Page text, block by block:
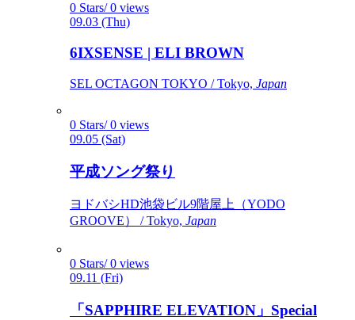
0 Stars/ 0 views
09.03 (Thu)
6IXSENSE | ELI BROWN
SEL OCTAGON TOKYO / Tokyo, Japan
0 Stars/ 0 views
09.05 (Sat)
平成ソング祭り
ヨドバシHD池袋ビル9階屋上（YODO
GROOVE） / Tokyo, Japan
0 Stars/ 0 views
09.11 (Fri)
「SAPPHIRE ELEVATION」Special